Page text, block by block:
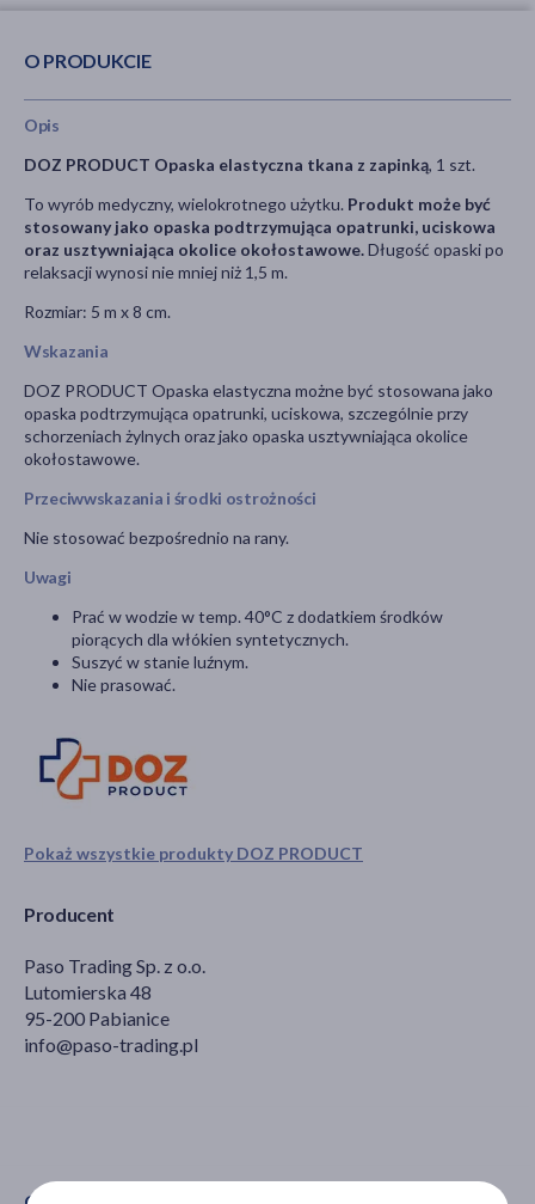
O PRODUKCIE
Pokaż wszystkie produkty DOZ PRODUCT
Producent
Paso Trading Sp. z o.o.
Lutomierska 48
95-200 Pabianice
info@paso-trading.pl
Opis
DOZ PRODUCT Opaska elastyczna tkana z zapinką, 1 szt.
To wyrób medyczny, wielokrotnego użytku. Produkt może być
stosowany jako opaska podtrzymująca opatrunki, uciskowa
oraz usztywniająca okolice okołostawowe.Długość opaski po
relaksacji wynosi nie mniej niż 1,5 m.
Rozmiar: 5 m x 8 cm.
Wskazania
DOZ PRODUCT Opaska elastyczna możne być stosowana jako
opaska podtrzymująca opatrunki, uciskowa, szczególnie przy
schorzeniach żylnych oraz jako opaska usztywniająca okolice
okołostawowe.
Przeciwwskazania i środki ostrożności
Nie stosować bezpośrednio na rany.
Uwagi
Prać w wodzie w temp. 40°C z dodatkiem środków
piorących dla włókien syntetycznych.
Suszyć w stanie luźnym.
Nie prasować.